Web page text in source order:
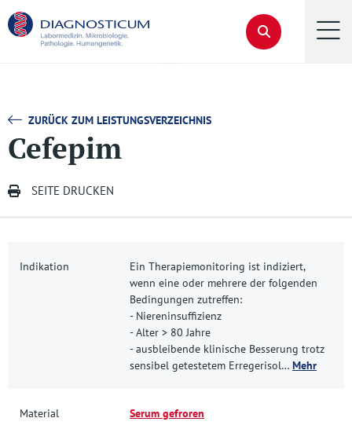
ZURÜCK ZUM LEISTUNGSVERZEICHNIS
Cefepim
SEITE DRUCKEN
Indikation
Ein Therapiemonitoring ist indiziert,
wenn eine oder mehrere der folgenden
Bedingungen zutreffen:
- Niereninsuffizienz
- Alter > 80 Jahre
- ausbleibende klinische Besserung trotz
sensibel getestetem Erregerisol… Mehr
Material Serum gefroren